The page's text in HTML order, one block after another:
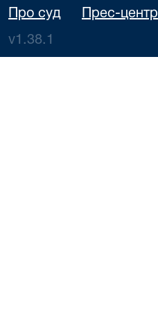
Про суд Прес-центр
v1.38.1